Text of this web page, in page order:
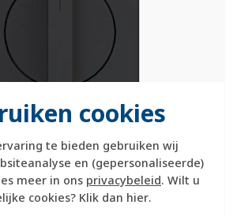
cookies
te bieden gebruiken wij
en (gepersonaliseerde)
meer in ons privacybeleid. Wilt u
cookies? Klik dan hier.
met draaiknop, voorzien van
voor de 2-polige aan/uit-draaischakelaar
binnenwerk en afdekraam. Serie:
nachtzwart mat (RAL 9005).Meer